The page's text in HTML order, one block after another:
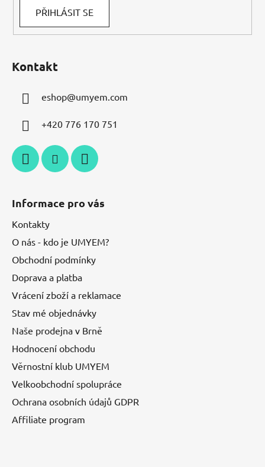
PŘIHLÁSIT SE
Kontakt
eshop@umyem.com
+420 776 170 751
Informace pro vás
Kontakty
O nás - kdo je UMYEM?
Obchodní podmínky
Doprava a platba
Vrácení zboží a reklamace
Stav mé objednávky
Naše prodejna v Brně
Hodnocení obchodu
Věrnostní klub UMYEM
Velkoobchodní spolupráce
Ochrana osobních údajů GDPR
Affiliate program